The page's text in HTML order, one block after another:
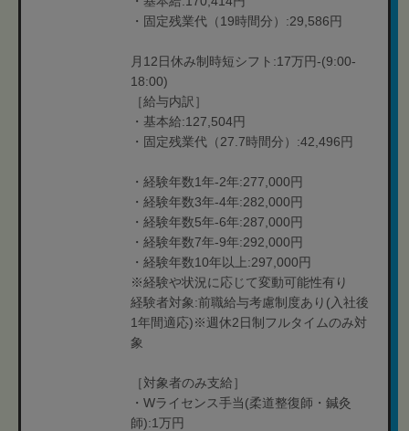
・固定残業代（19時間分）:29,586円
月12日休み制時短シフト:17万円-(9:00-
18:00)
［給与内訳］
・基本給:127,504円
・固定残業代（27.7時間分）:42,496円
・経験年数1年-2年:277,000円
・経験年数3年-4年:282,000円
・経験年数5年-6年:287,000円
・経験年数7年-9年:292,000円
・経験年数10年以上:297,000円
※経験や状況に応じて変動可能性有り
経験者対象:前職給与考慮制度あり(入社後
1年間適応)※週休2日制フルタイムのみ対
象
［対象者のみ支給］
・Wライセンス手当(柔道整復師・鍼灸
師):1万円